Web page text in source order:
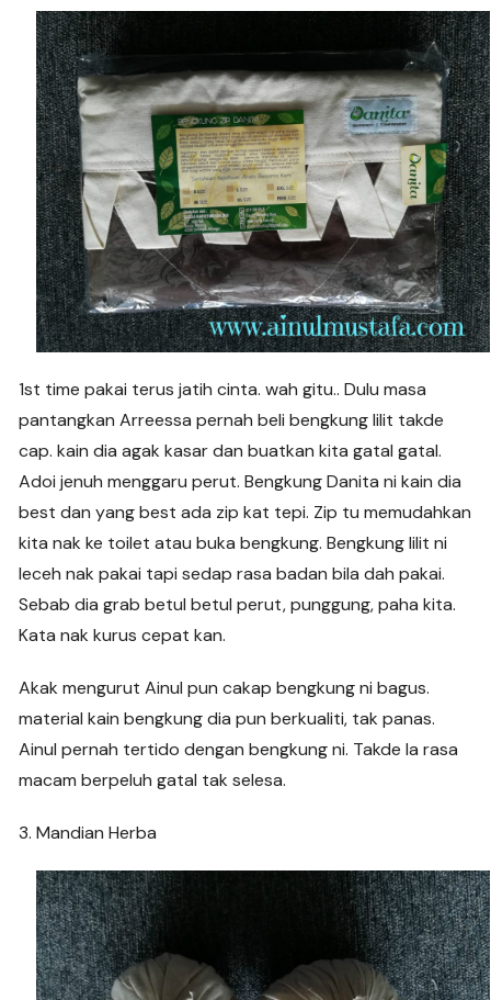
1st time pakai terus jatih cinta. wah gitu.. Dulu masa
pantangkan Arreessa pernah beli bengkung lilit takde
cap. kain dia agak kasar dan buatkan kita gatal gatal.
Adoi jenuh menggaru perut. Bengkung Danita ni kain dia
best dan yang best ada zip kat tepi. Zip tu memudahkan
kita nak ke toilet atau buka bengkung. Bengkung lilit ni
leceh nak pakai tapi sedap rasa badan bila dah pakai.
Sebab dia grab betul betul perut, punggung, paha kita.
Kata nak kurus cepat kan.
Akak mengurut Ainul pun cakap bengkung ni bagus.
material kain bengkung dia pun berkualiti, tak panas.
Ainul pernah tertido dengan bengkung ni. Takde la rasa
macam berpeluh gatal tak selesa.
3. Mandian Herba